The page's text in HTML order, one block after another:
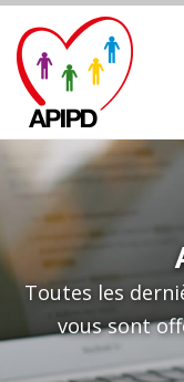
content
Toutes les
vous sont